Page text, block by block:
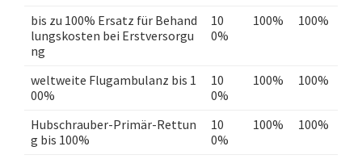
bis zu 100% Ersatz für Behand
lungskosten bei Erstversorgu
ng
10
0%
100% 100%
weltweite Flugambulanz bis 1
00%
10
0%
100% 100%
Hubschrauber-Primär-Rettun
g bis 100%
10
0%
100% 100%